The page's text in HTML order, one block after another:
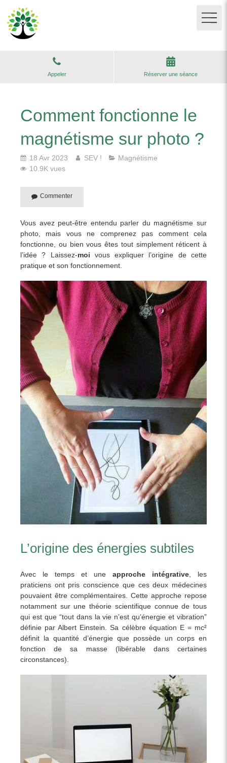
Appeler Réserver une séance
Comment fonctionne le
magnétisme sur photo ?
18 Avr 2023 SEV !
Magnétisme
10.9K vues
Commenter
Vous avez peut-être entendu parler du magnétisme sur
photo, mais vous ne comprenez pas comment cela
fonctionne, ou bien vous êtes tout simplement réticent à
l’idée ? Laissez-moi vous expliquer l’origine de cette
pratique et son fonctionnement.
L’origine des énergies subtiles
Avec le temps et une approche intégrative , les
praticiens ont pris conscience que ces deux médecines
pouvaient être complémentaires. Cette approche repose
notamment sur une théorie scientifique connue de tous
qui est que “tout dans la vie n’est qu’énergie et vibration”
définie par Albert Einstein. Sa célèbre équation E = mc²
définit la quantité d’énergie que possède un corps en
fonction de sa masse (libérable dans certaines
circonstances).